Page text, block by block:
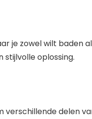
je zowel wilt baden
oplossing.
verschillende delen